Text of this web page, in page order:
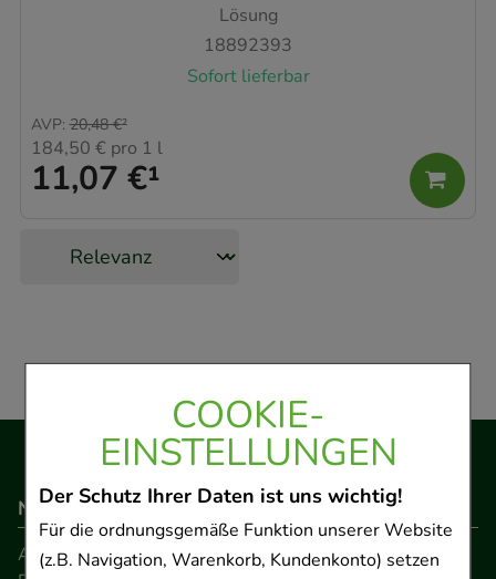
COOKIE-
EINSTELLUNGEN
Der Schutz Ihrer Daten ist uns wichtig!
Für die ordnungsgemäße Funktion unserer Website
(z.B. Navigation, Warenkorb, Kundenkonto) setzen
Lösung
18892393
Sofort lieferbar
11,07 €¹
AVP: 20,48 €²
184,50 € pro 1 l
Navigation
AGB